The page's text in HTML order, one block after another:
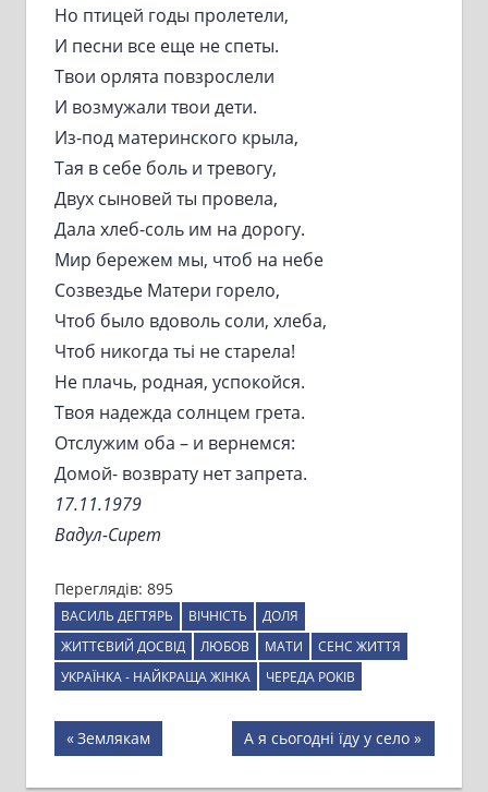
Но птицей годы пролетели,
И песни все еще не спеты.
Твои орлята повзрослели
И возмужали твои дети.
Из-под материнского крыла,
Тая в себе боль и тревогу,
Двух сыновей ты провела,
Дала хлеб-соль им на дорогу.
Мир бережем мы, чтоб на небе
Созвездье Матери горело,
Чтоб было вдоволь соли, хлеба,
Чтоб никогда тьі не старела!
Не плачь, родная, успокойся.
Твоя надежда солнцем грета.
Отслужим оба – и вернемся:
Домой- возврату нет запрета.
17.11.1979
Вадул-Сирет
Переглядів: 895
ВАСИЛЬ ДЕГТЯРЬ ВІЧНІСТЬ
ДОЛЯ
ЖИТТЄВИЙ ДОСВІД
ЛЮБОВ МАТИ
СЕНС ЖИТТЯ
УКРАЇНКА - НАЙКРАЩА ЖІНКА
ЧЕРЕДА РОКІВ
Навігація
записів
Previous
Post:
Землякам
Next
Post:
А я сьогодні їду у село